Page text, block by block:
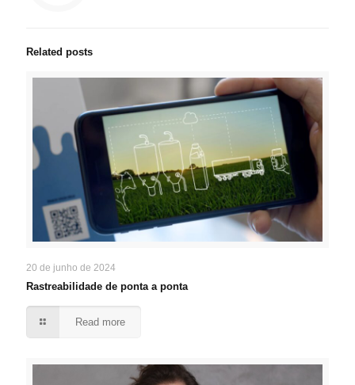
Related posts
20 de junho de 2024
Rastreabilidade de ponta a ponta
Read more